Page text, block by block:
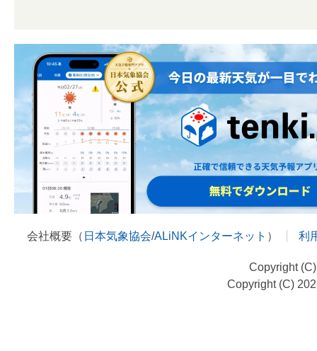
会社概要（ 日本気象協会/ALiNKインターネット ） 利
Copyright
Copyright (C)